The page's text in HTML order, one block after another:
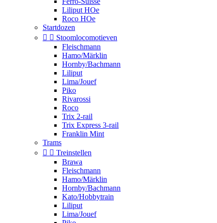
Liliput HOe
Roco HOe
Startdozen
  Stoomlocomotieven
Fleischmann
Hamo/Märklin
Hornby/Bachmann
Liliput
Lima/Jouef
Piko
Rivarossi
Roco
Trix 2-rail
Trix Express 3-rail
Franklin Mint
Trams
  Treinstellen
Brawa
Fleischmann
Hamo/Märklin
Hornby/Bachmann
Kato/Hobbytrain
Liliput
Lima/Jouef